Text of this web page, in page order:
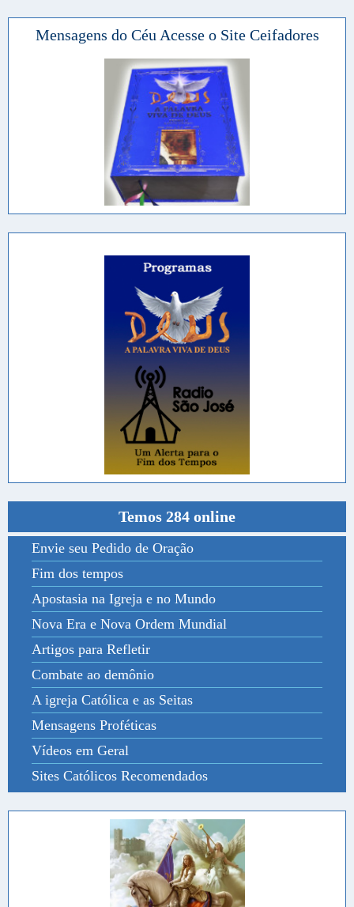
Mensagens do Céu Acesse o Site Ceifadores
Temos 284 online
Envie seu Pedido de Oração
Fim dos tempos
Apostasia na Igreja e no Mundo
Nova Era e Nova Ordem Mundial
Artigos para Refletir
Combate ao demônio
A igreja Católica e as Seitas
Mensagens Proféticas
Vídeos em Geral
Sites Católicos Recomendados